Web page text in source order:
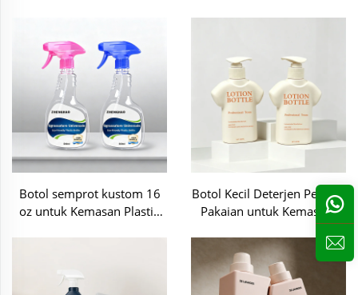
Botol semprot kustom 16
oz untuk Kemasan Plastik
Botol Kecil Deterjen Pencuci
Pakaian untuk Kemasan-